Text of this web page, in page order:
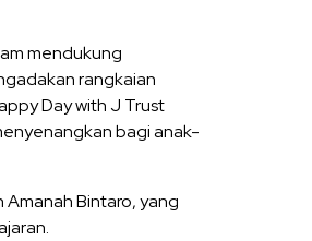
mendukung
rangkaian
Day with J Trust
bagi anak-
Amanah Bintaro, yang